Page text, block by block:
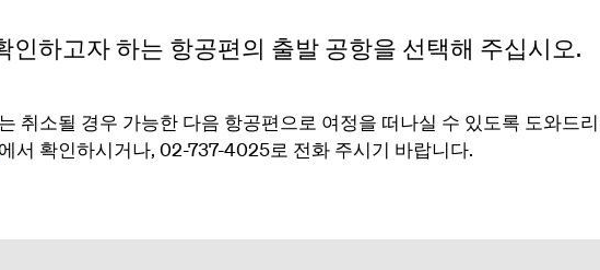
인하고자 하는 항공편의 출발 공항을 선택해 주십시오.
취소될 경우 가능한 다음 항공편으로 여정을 떠나실 수 있도록 도와드
에서 확인하시거나, 02-737-4025로 전화 주시기 바랍니다.